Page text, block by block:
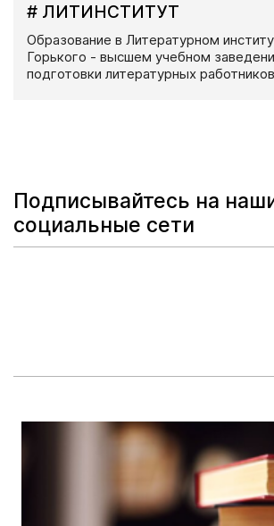
# ЛИТИНСТИТУТ
Образование в Литературном
Горького - высшем учебном
подготовки литературных работников
Подписывайтесь на
социальные сети